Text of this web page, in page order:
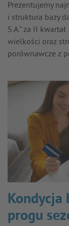
Prezentujemy
i struktura bazy
S.A.” za II
wielkości oraz
porównawcze z
Kondycja
progu